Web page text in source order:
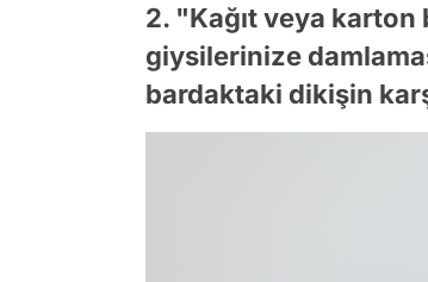
2. "Kağıt veya karton
giysilerinize
bardaktaki dikişin